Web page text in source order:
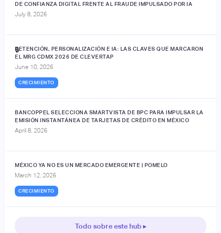
DE CONFIANZA DIGITAL FRENTE AL FRAUDE IMPULSADO POR IA
July 8, 2026
RETENCIÓN, PERSONALIZACIÓN E IA: LAS CLAVES QUE MARCARON
EL MRG CDMX 2026 DE CLEVERTAP
June 10, 2026
CRECIMIENTO
🔒
BANCOPPEL SELECCIONA SMARTVISTA DE BPC PARA IMPULSAR LA
EMISIÓN INSTANTÁNEA DE TARJETAS DE CRÉDITO EN MÉXICO
April 8, 2026
MÉXICO YA NO ES UN MERCADO EMERGENTE | POMELO
March 12, 2026
CRECIMIENTO
Todo sobre este hub ▸